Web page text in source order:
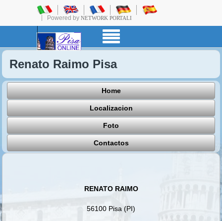
Powered by NETWORK PORTALI
Renato Raimo Pisa
Home
Localizacion
Foto
Contactos
RENATO RAIMO
56100 Pisa (PI)